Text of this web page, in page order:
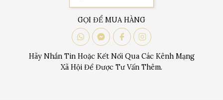
GỌI ĐỂ MUA HÀNG
Hãy Nhắn Tin Hoặc Kết Nối Qua Các Kênh Mạng
Xã Hội Để Được Tư Vấn Thêm.